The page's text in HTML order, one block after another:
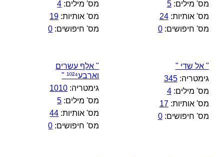
מס' מילים:5
מס' אותיות:24
מס' חיפושים:0
מס' מילים: 4
מס' אותיות: 19
מס' חיפושים: 0
" אל שדי "
גימטריה:345
מס' מילים:4
מס' אותיות:17
מס' חיפושים:0
" אלף עשרים
וארבע¹⁰²⁴ "
גימטריה: 1010
מס' מילים: 5
מס' אותיות: 44
מס' חיפושים: 0